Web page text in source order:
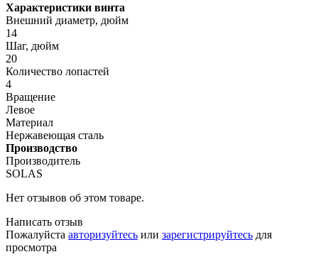
Характеристики винта
Внешний диаметр, дюйм
14
Шаг, дюйм
20
Количество лопастей
4
Вращение
Левое
Материал
Нержавеющая сталь
Производство
Производитель
SOLAS
Нет отзывов об этом товаре.
Написать отзыв
Пожалуйста авторизуйтесь или зарегистрируйтесь для
просмотра